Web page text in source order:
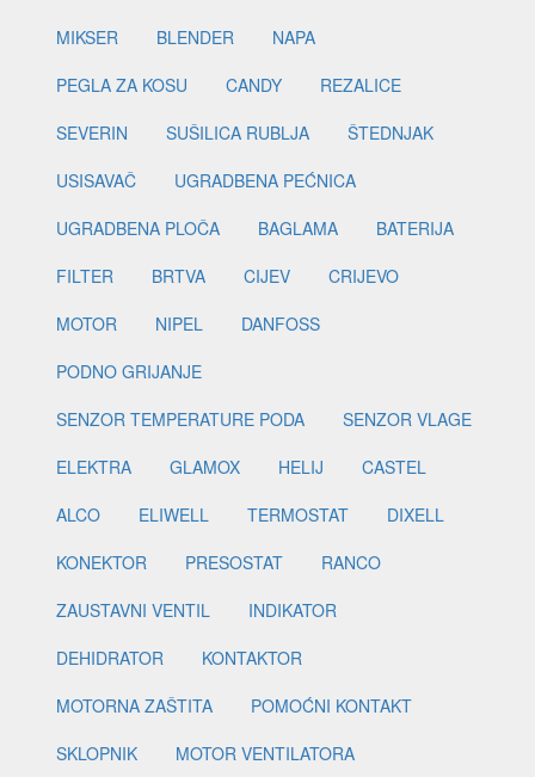
MIKSER
BLENDER
NAPA
PEGLA ZA KOSU
CANDY
REZALICE
SEVERIN
SUŠILICA RUBLJA
ŠTEDNJAK
USISAVAČ
UGRADBENA PEĆNICA
UGRADBENA PLOČA
BAGLAMA
BATERIJA
FILTER
BRTVA CIJEV
CRIJEVO
MOTOR
NIPEL
DANFOSS
PODNO GRIJANJE
SENZOR TEMPERATURE PODA
SENZOR VLAGE
ELEKTRA
GLAMOX HELIJ
CASTEL
ALCO
ELIWELL TERMOSTAT
DIXELL
KONEKTOR
PRESOSTAT
RANCO
ZAUSTAVNI VENTIL
INDIKATOR
DEHIDRATOR
KONTAKTOR
MOTORNA ZAŠTITA
POMOĆNI KONTAKT
SKLOPNIK
MOTOR VENTILATORA